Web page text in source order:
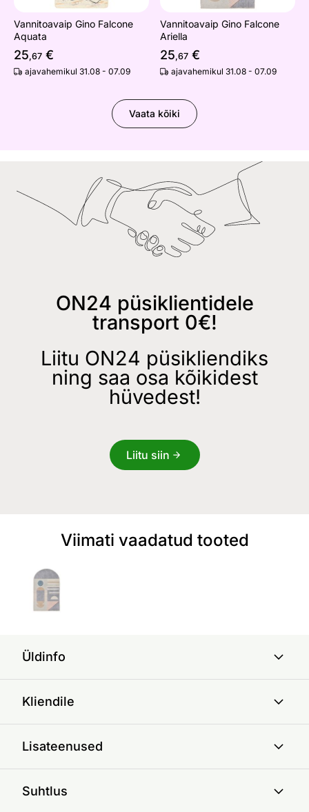
Vannitoavaip Gino Falcone
Aquata
25,67 €
ajavahemikul 31.08 - 07.09
Vannitoavaip Gino Falcone
Ariella
25,67 €
ajavahemikul 31.08 - 07.09
Vaata kõiki
ON24 püsiklientidele
transport 0€!
Liitu ON24 püsikliendiks
ning saa osa kõikidest
hüvedest!
Liitu siin
Viimati vaadatud tooted
Üldinfo
Kliendile
Lisateenused
Suhtlus